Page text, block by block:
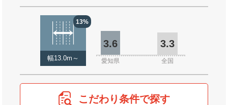
13%
幅13.0m～
3.6 3.3
愛知県 全国
こだわり条件で探す